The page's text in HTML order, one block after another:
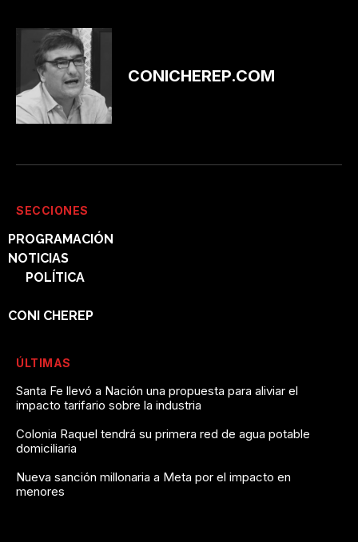
CONICHEREP.COM
SECCIONES
PROGRAMACIÓN
NOTICIAS
POLÍTICA
CONI CHEREP
ÚLTIMAS
Santa Fe llevó a Nación una propuesta para aliviar el
impacto tarifario sobre la industria
Colonia Raquel tendrá su primera red de agua potable
domiciliaria
Nueva sanción millonaria a Meta por el impacto en
menores